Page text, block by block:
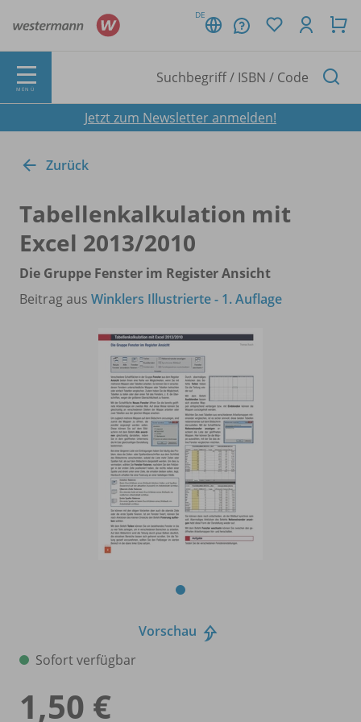
DE
MENÜ
Jetzt zum Newsletter anmelden!
Zurück
Tabellenkalkulation mit
Excel 2013/2010
Die Gruppe Fenster im Register Ansicht
Beitrag aus Winklers Illustrierte - 1. Auflage
Vorschau
Sofort verfügbar
1,50 €